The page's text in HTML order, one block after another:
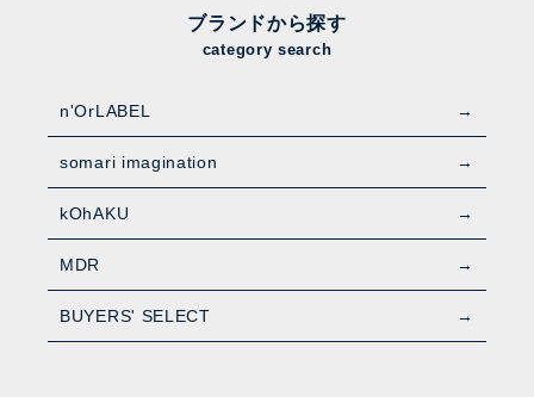
ブランドから探す
category search
n'OrLABEL
somari imagination
kOhAKU
MDR
BUYERS' SELECT